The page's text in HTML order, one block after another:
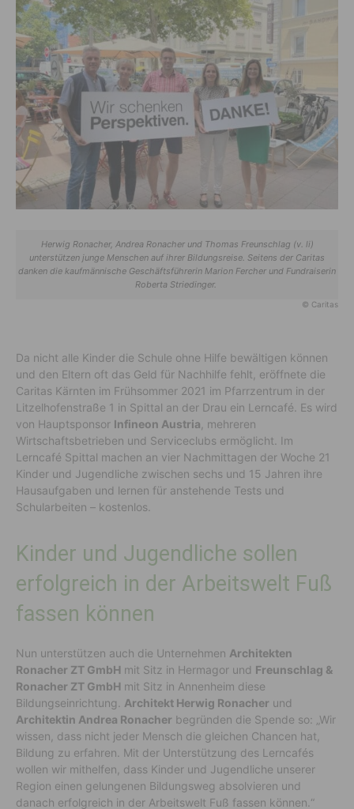
Herwig Ronacher, Andrea Ronacher und Thomas Freunschlag (v. li)
unterstützen junge Menschen auf ihrer Bildungsreise. Seitens der Caritas
danken die kaufmännische Geschäftsführerin Marion Fercher und Fundraiserin
Roberta Striedinger.
© Caritas
Da nicht alle Kinder die Schule ohne Hilfe bewältigen können
und den Eltern oft das Geld für Nachhilfe fehlt, eröffnete die
Caritas Kärnten im Frühsommer 2021 im Pfarrzentrum in der
Litzelhofenstraße 1 in Spittal an der Drau ein Lerncafé. Es wird
von Hauptsponsor Infineon Austria , mehreren
Wirtschaftsbetrieben und Serviceclubs ermöglicht. Im
Lerncafé Spittal machen an vier Nachmittagen der Woche 21
Kinder und Jugendliche zwischen sechs und 15 Jahren ihre
Hausaufgaben und lernen für anstehende Tests und
Schularbeiten – kostenlos.
Kinder und Jugendliche sollen
erfolgreich in der Arbeitswelt Fuß
fassen können
Nun unterstützen auch die Unternehmen Architekten
Ronacher ZT GmbH mit Sitz in Hermagor und Freunschlag &
Ronacher ZT GmbH mit Sitz in Annenheim diese
Bildungseinrichtung. Architekt Herwig Ronacher und
Architektin Andrea Ronacher begründen die Spende so: „Wir
wissen, dass nicht jeder Mensch die gleichen Chancen hat,
Bildung zu erfahren. Mit der Unterstützung des Lerncafés
wollen wir mithelfen, dass Kinder und Jugendliche unserer
Region einen gelungenen Bildungsweg absolvieren und
danach erfolgreich in der Arbeitswelt Fuß fassen können.“